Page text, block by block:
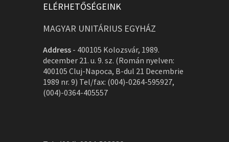
ELÉRHETŐSÉGEINK
MAGYAR UNITÁRIUS EGYHÁZ
Address - 400105 Kolozsvár, 1989.
december 21. u. 9. sz. (Román nyelven:
400105 Cluj-Napoca, B-dul 21 Decembrie
1989 nr. 9) Tel/fax: (004)-0264-595927,
(004)-0364-405557